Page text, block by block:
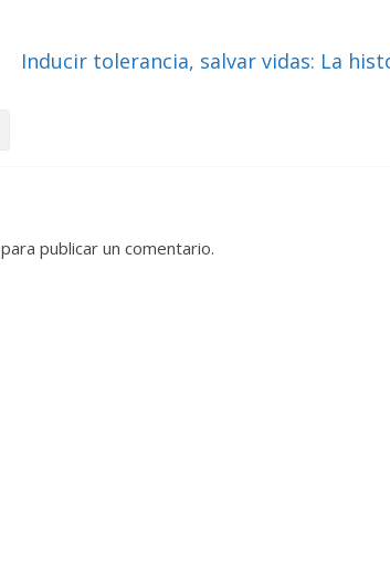
Inducir tolerancia, salvar vidas: La
para publicar un comentario.